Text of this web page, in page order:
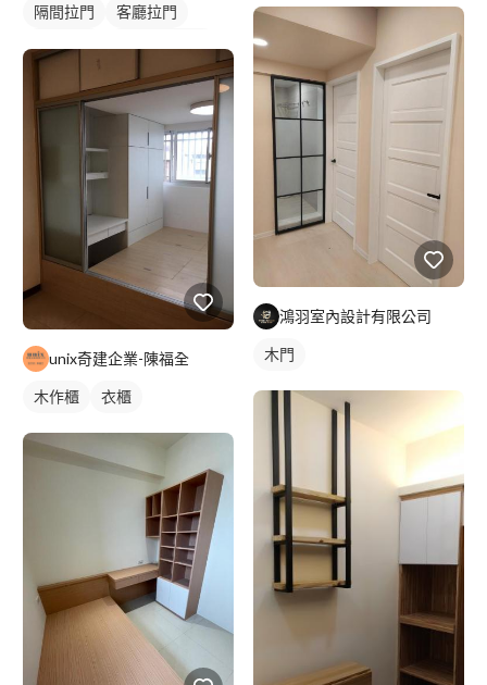
隔間拉門
客廳拉門
玻璃拉門
unix奇建企業-陳福全
木作櫃 衣櫃
鴻羽室內設計有限公司
木門